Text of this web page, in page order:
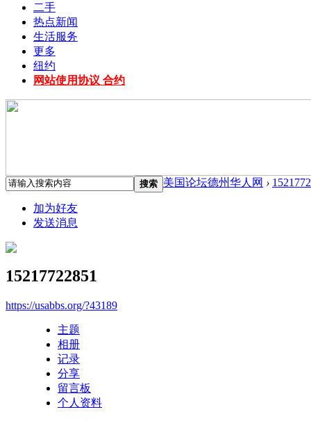
二手
热点新闻
生活服务
更多
纽约
网站使用协议 合约
搜索 美国论坛德州华人网 ›
加为好友
发送消息
15217722851
https://usabbs.org/?43189
主题
相册
记录
分享
留言板
个人资料